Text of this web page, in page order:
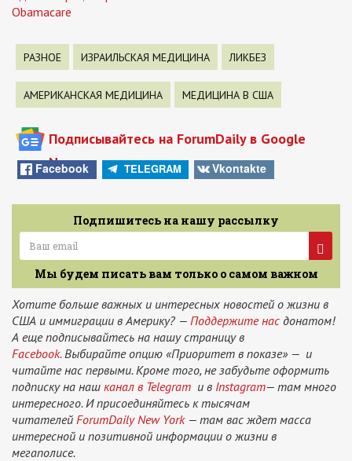
Obamacare
РАЗНОЕ ИЗРАИЛЬСКАЯ МЕДИЦИНА ЛИКБЕЗ
АМЕРИКАНСКАЯ МЕДИЦИНА МЕДИЦИНА В США
Подписывайтесь на ForumDaily в Google
News
Facebook TELEGRAM Vkontakte
Подпишитесь на нашу рассылку
Мы будем писать вам только о самом важном
Хотите больше важных и интересных новостей о жизни в
США и иммиграции в Америку? — Поддержите нас донатом!
А еще подписывайтесь на нашу страницу в
Facebook.Выбирайте опцию «Приоритет в показе» — и
читайте нас первыми. Кроме того, не забудьте оформить
подписку на наш канал в Telegram и в Instagram— там много
интересного. И присоединяйтесь к тысячам
читателей ForumDaily New York— там вас ждет масса
интересной и позитивной информации о жизни в
мегаполисе.